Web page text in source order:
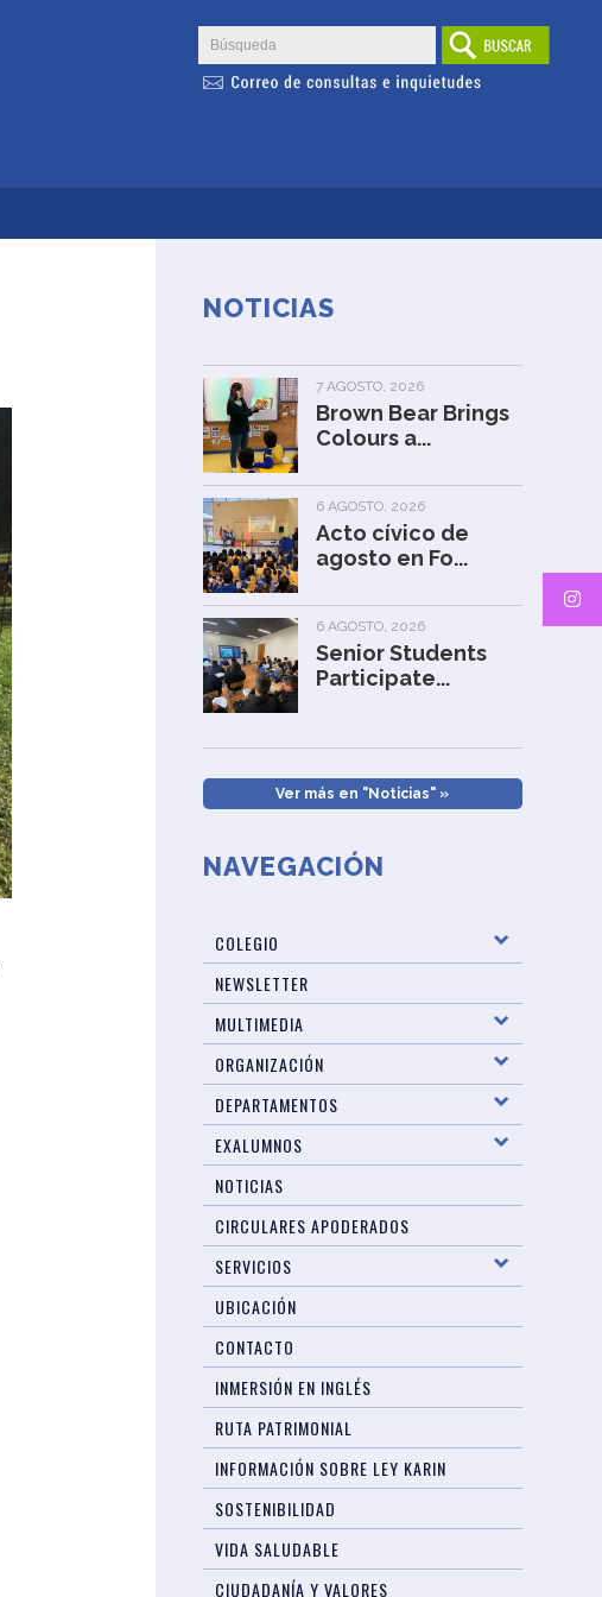
NOTICIAS
7 AGOSTO, 2026
Brown Bear Brings
Colours a...
6 AGOSTO, 2026
Acto cívico de
agosto en Fo...
6 AGOSTO, 2026
Senior Students
Participate...
Ver más en "Noticias" »
NAVEGACIÓN
COLEGIO
NEWSLETTER
MULTIMEDIA
ORGANIZACIÓN
DEPARTAMENTOS
EXALUMNOS
NOTICIAS
CIRCULARES APODERADOS
SERVICIOS
UBICACIÓN
CONTACTO
INMERSIÓN EN INGLÉS
RUTA PATRIMONIAL
INFORMACIÓN SOBRE LEY KARIN
SOSTENIBILIDAD
VIDA SALUDABLE
CIUDADANÍA Y VALORES